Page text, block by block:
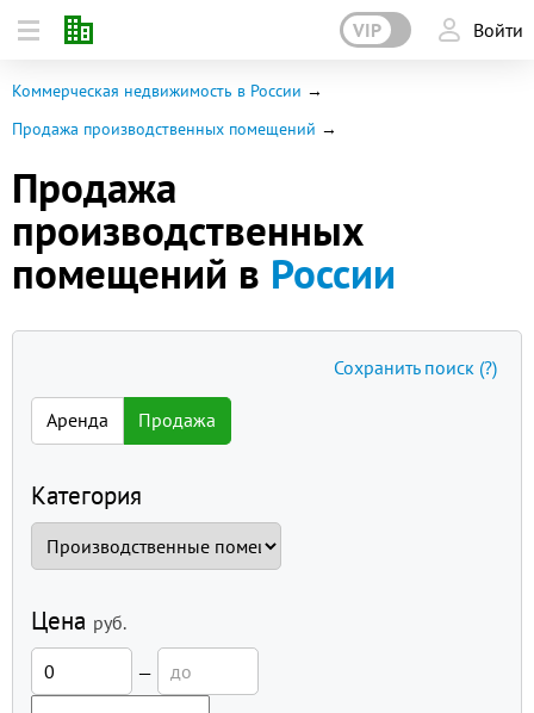
VIP Войти
Коммерческая недвижимость в России
Продажа производственных помещений
Продажа
производственных
помещений в России
Аренда Продажа
Категория
Цена руб.
—
Сохранить поиск (?)